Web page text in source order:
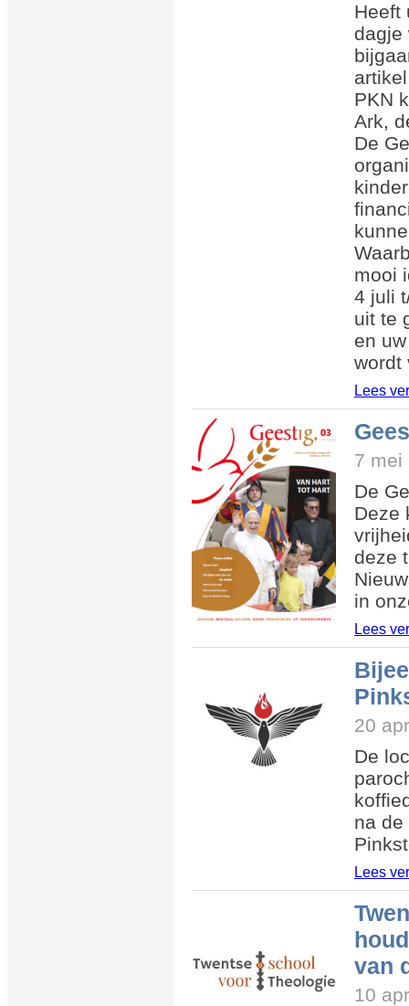
Heeft
dagje
PKN
Ark,
De
mooi
4 juli
uit te
en
Lees
7 mei
De
Deze
deze
in
Lees
20
De
na de
Lees
van
10